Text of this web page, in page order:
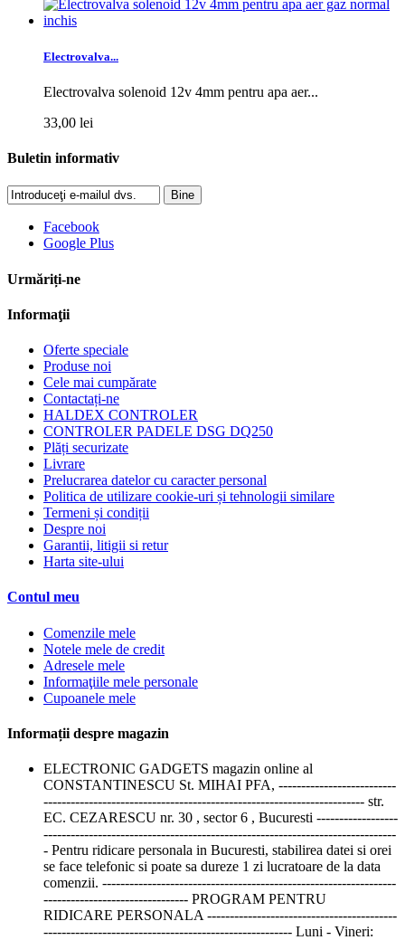
Electrovalva...
Electrovalva solenoid 12v 4mm pentru apa aer...
33,00 lei
Buletin informativ
Bine
Facebook
Google Plus
Urmăriți-ne
Informaţii
Oferte speciale
Produse noi
Cele mai cumpărate
Contactați-ne
HALDEX CONTROLER
CONTROLER PADELE DSG DQ250
Plăți securizate
Livrare
Prelucrarea datelor cu caracter personal
Politica de utilizare cookie-uri și tehnologii similare
Termeni și condiții
Despre noi
Garantii, litigii si retur
Harta site-ului
Contul meu
Comenzile mele
Notele mele de credit
Adresele mele
Informaţiile mele personale
Cupoanele mele
Informații despre magazin
ELECTRONIC GADGETS magazin online al
CONSTANTINESCU St. MIHAI PFA, --------------------------
----------------------------------------------------------------------- str.
EC. CEZARESCU nr. 30 , sector 6 , Bucuresti ------------------
------------------------------------------------------------------------------
- Pentru ridicare personala in Bucuresti, stabilirea datei si orei
se face telefonic si poate sa dureze 1 zi lucratoare de la data
comenzii. -----------------------------------------------------------------
-------------------------------- PROGRAM PENTRU
RIDICARE PERSONALA ------------------------------------------
------------------------------------------------------- Luni - Vineri: